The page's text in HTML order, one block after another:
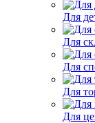
Для
Для
Для
Для
Для